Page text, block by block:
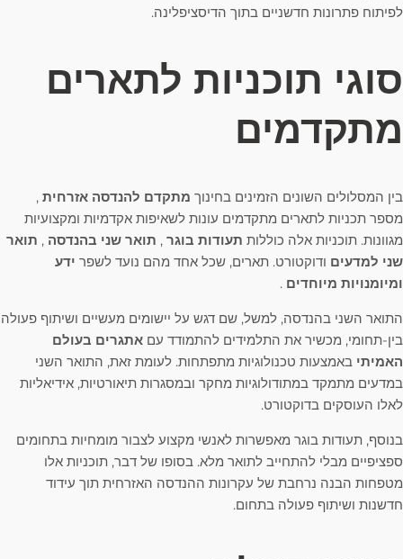
לפיתוח פתרונות חדשניים בתוך הדיסציפלינה.
סוגי תוכניות לתארים
מתקדמים
בין המסלולים השונים הזמינים בחינוך מתקדם להנדסה אזרחית ,
מספר תכניות לתארים מתקדמים עונות לשאיפות אקדמיות ומקצועיות
מגוונות. תוכניות אלה כוללות תעודות בוגר , תואר שני בהנדסה , תואר
שני למדעים ודוקטורט. תארים, שכל אחד מהם נועד לשפר ידע
ומיומנויות מיוחדים .
התואר השני בהנדסה, למשל, שם דגש על יישומים מעשיים ושיתוף פעולה
בין-תחומי, מכשיר את התלמידים להתמודד עם אתגרים בעולם
האמיתי באמצעות טכנולוגיות מתפתחות. לעומת זאת, התואר השני
במדעים מתמקד במתודולוגיות מחקר ובמסגרות תיאורטיות, אידיאליות
לאלו העוסקים בדוקטורט.
בנוסף, תעודות בוגר מאפשרות לאנשי מקצוע לצבור מומחיות בתחומים
ספציפיים מבלי להתחייב לתואר מלא. בסופו של דבר, תוכניות אלו
מטפחות הבנה נרחבת של עקרונות ההנדסה האזרחית תוך עידוד
חדשנות ושיתוף פעולה בתחום.